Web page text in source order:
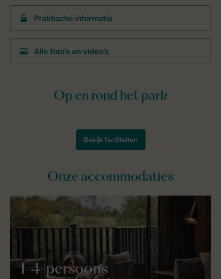
Praktische informatie
Alle foto’s en video’s
Onze accommodaties
1-4-persoons